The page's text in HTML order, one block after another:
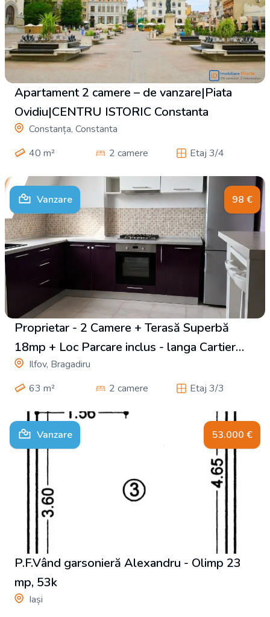
Apartament 2 camere – de vanzare|Piata
Ovidiu|CENTRU ISTORIC Constanta
Constanța, Constanta
40 m² 2 camere Etaj 3/4
Vanzare 98 €
Proprietar - 2 Camere + Terasă Superbă
18mp + Loc Parcare inclus - langa Cartier
LatinIlfov, Bragadiru
63 m² 2 camere Etaj 3/3
Vanzare 53.000 €
P.F.Vând garsonieră Alexandru - Olimp 23
mp, 53k
Iași